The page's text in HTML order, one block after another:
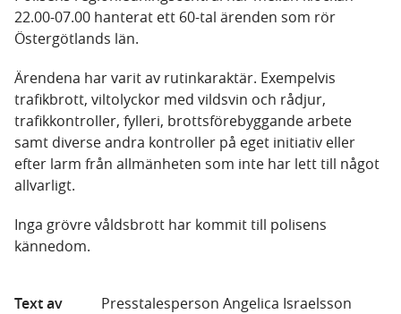
22.00-07.00 hanterat ett 60-tal ärenden som rör
Östergötlands län.
Ärendena har varit av rutinkaraktär. Exempelvis
trafikbrott, viltolyckor med vildsvin och rådjur,
trafikkontroller, fylleri, brottsförebyggande arbete
samt diverse andra kontroller på eget initiativ eller
efter larm från allmänheten som inte har lett till något
allvarligt.
Inga grövre våldsbrott har kommit till polisens
kännedom.
Text av
Presstalesperson Angelica Israelsson